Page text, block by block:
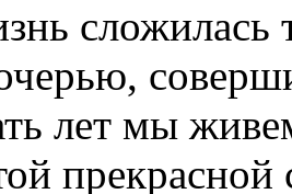
сложилась
лет мы
прекрасной